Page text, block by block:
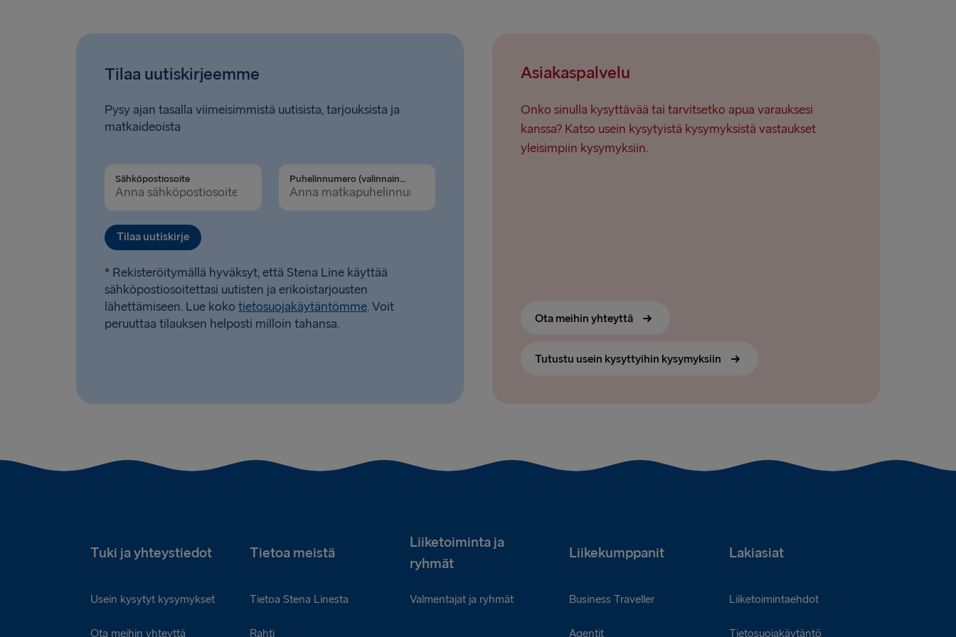
Tilaa uutiskirjeemme
Pysy ajan tasalla viimeisimmistä uutisista, tarjouksista ja
matkaideoista
Sähköpostiosoite Puhelinnumero (valinnainen)
Tilaa uutiskirje
* Rekisteröitymällä hyväksyt, että Stena Line käyttää
sähköpostiosoitettasi uutisten ja erikoistarjousten
lähettämiseen. Lue koko tietosuojakäytäntömme. Voit
peruuttaa tilauksen helposti milloin tahansa.
Asiakaspalvelu
Onko sinulla kysyttävää tai tarvitsetko apua varauksesi
kanssa? Katso usein kysytyistä kysymyksistä vastaukset
yleisimpiin kysymyksiin.
Ota meihin yhteyttä
Tutustu usein kysyttyihin kysymyksiin
Tuki ja yhteystiedot Tietoa meistä
Liiketoiminta ja
ryhmät
Liikekumppanit Lakiasiat
Usein kysytyt kysymykset
Ota meihin yhteyttä
Tietoa Stena Linesta
Rahti
Valmentajat ja ryhmät Business Traveller
Agentit
Liiketoimintaehdot
Tietosuojakäytäntö